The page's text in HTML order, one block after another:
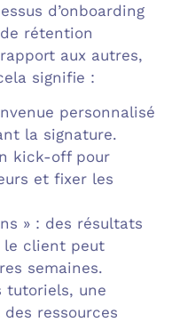
d’onboarding
rétention
aux autres,
signifie :
personnalisé
la signature.
kick-off pour
et fixer les
» : des résultats
le client peut
semaines.
tutoriels, une
ressources